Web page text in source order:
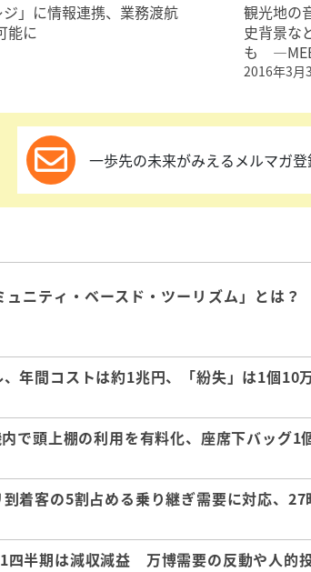
」に情報連携、業務渡航
能に
観光地の
史背景な
も
2016年3月
一歩先の未来がみえるメルマガ
ュニティ・ベースド・ツーリズム」とは
、年間コストは約1兆円、「紛失」は1個
で頭上棚の利用を有料化、座席下バッグ1
着客の5割占める乗り継ぎ需要に対応、
四半期は減収減益 万博需要の反動や人的